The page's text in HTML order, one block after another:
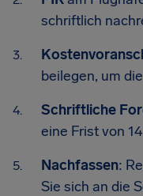
schriftlich
beilegen, um
Schriftliche
eine Frist von
Nachfassen:
Sie sich an die